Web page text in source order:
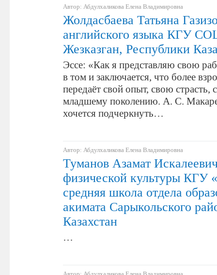
Автор: Абдулхаликова Елена Владимировна
Жолдасбаева Татьяна
английского языка КГУ
Жезказган, Республики
Эссе: «Как я представляю свою
в том и заключается, что более
передаёт свой опыт, свою страсть,
младшему поколению. А. С.
хочется подчеркнуть…
Автор: Абдулхаликова Елена Владимировна
Туманов Азамат
физической культуры КГУ
средняя школа отдела
акимата Сарыкольского
Казахстан
…